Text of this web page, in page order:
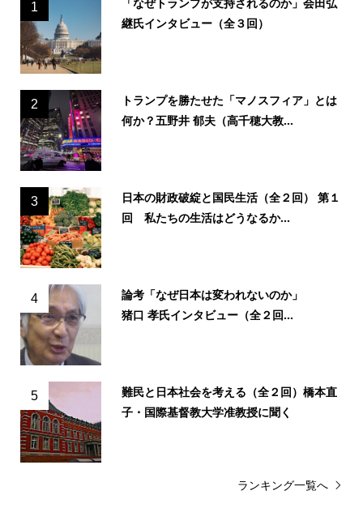
1
継氏インタビュー（全３回）
2
トランプを勝たせた「マノスフィア」とは
何か？五野井 郁夫（高千穂大教...
3
日本の財政破綻と国民生活（全２回） 第１
回 私たちの生活はどうなるか...
4
論考「なぜ日本は変われないのか」
猪口 孝氏インタビュー（全２回...
5
難民と日本社会を考える（全２回）橋本直
子・国際基督教大学准教授に聞く
ランキング一覧へ